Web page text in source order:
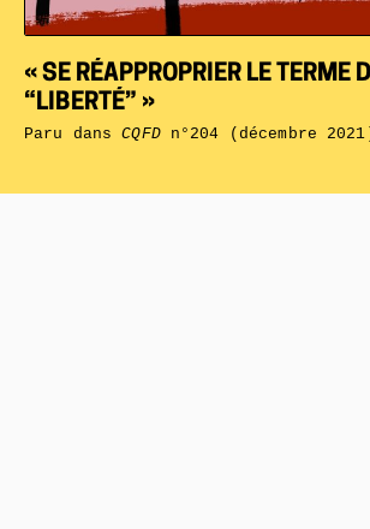
« SE RÉAPPROPRIER LE TERME
“LIBERTÉ” »
Paru dansCQFDn°204 (décembre